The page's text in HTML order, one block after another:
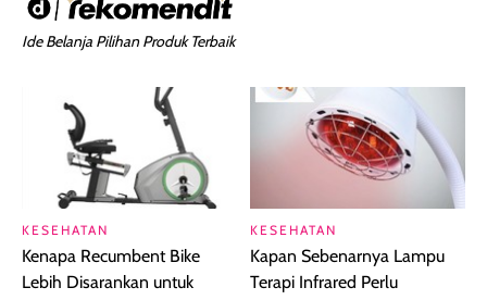
Ide Belanja Pilihan Produk Terbaik
KESEHATAN
Kenapa Recumbent Bike
Lebih Disarankan untuk
KESEHATAN
Kapan Sebenarnya Lampu
Terapi Infrared Perlu